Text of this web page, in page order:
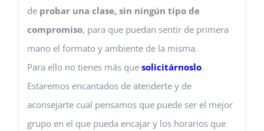
de probar una clase, sin ningún tipo de
compromiso, para que puedan sentir de primera
mano el formato y ambiente de la misma.
Para ello no tienes más que solicitárnoslo.
Estaremos encantados de atenderte y de
aconsejarte cual pensamos que puede ser el mejor
grupo en el que pueda encajar y los horarios que